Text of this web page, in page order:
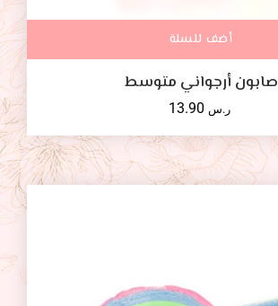
أضف للسلة
صابون أرجواني متوسط
ر.س